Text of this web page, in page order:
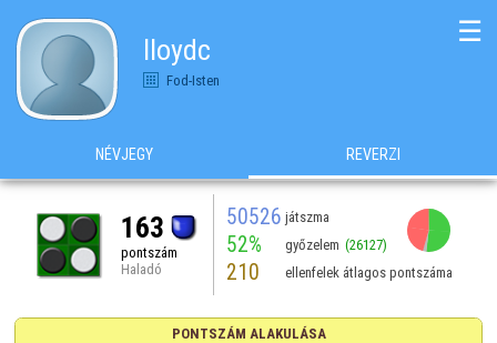
lloydc
Fod-Isten
☰
NÉVJEGY REVERZI
163
pontszám
Haladó
50526 játszma
52% győzelem (26127)
210 ellenfelek átlagos pontszáma
PONTSZÁM ALAKULÁSA